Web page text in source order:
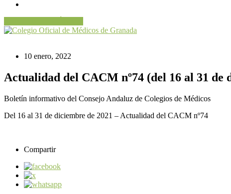
10 enero, 2022
Actualidad del CACM nº74 (del 16 al 31 de
Boletín informativo del Consejo Andaluz de Colegios de Médicos
Del 16 al 31 de diciembre de 2021 – Actualidad del CACM nº74
Compartir